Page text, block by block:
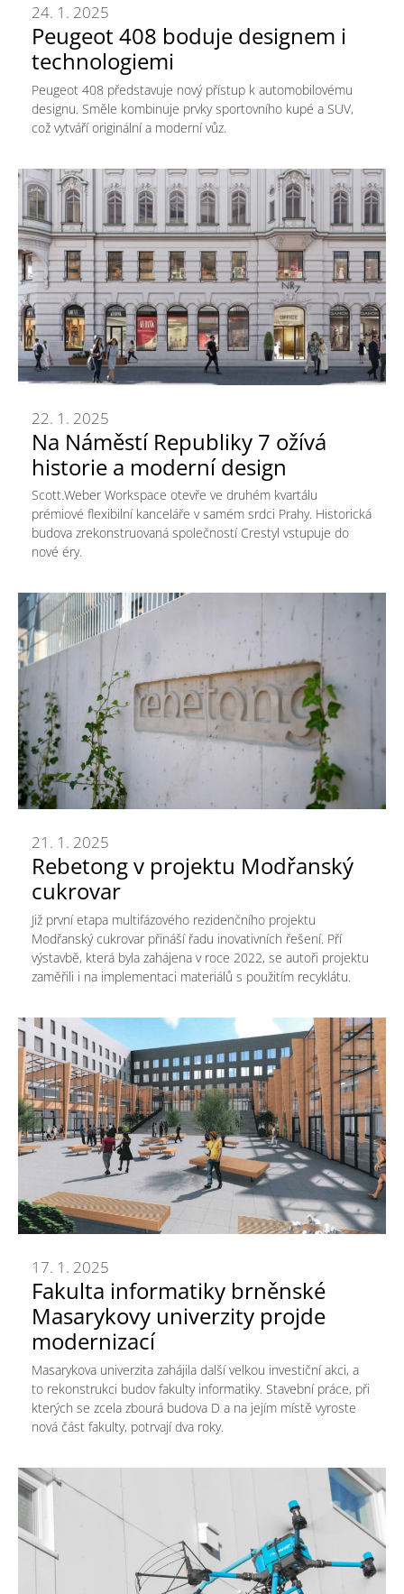
Peugeot 408 boduje designem i
technologiemi
24. 1. 2025
Peugeot 408 představuje nový přístup k automobilovému
designu. Směle kombinuje prvky sportovního kupé a SUV,
což vytváří originální a moderní vůz.
Na Náměstí Republiky 7 ožívá
historie a moderní design
22. 1. 2025
Scott.Weber Workspace otevře ve druhém kvartálu
prémiové flexibilní kanceláře v samém srdci Prahy. Historická
budova zrekonstruovaná společností Crestyl vstupuje do
nové éry.
Rebetong v projektu Modřanský
cukrovar
21. 1. 2025
Již první etapa multifázového rezidenčního projektu
Modřanský cukrovar přináší řadu inovativních řešení. Pří
výstavbě, která byla zahájena v roce 2022, se autoři projektu
zaměřili i na implementaci materiálů s použitím recyklátu.
Fakulta informatiky brněnské
Masarykovy univerzity projde
modernizací
17. 1. 2025
Masarykova univerzita zahájila další velkou investiční akci, a
to rekonstrukci budov fakulty informatiky. Stavební práce, při
kterých se zcela zbourá budova D a na jejím místě vyroste
nová část fakulty, potrvají dva roky.